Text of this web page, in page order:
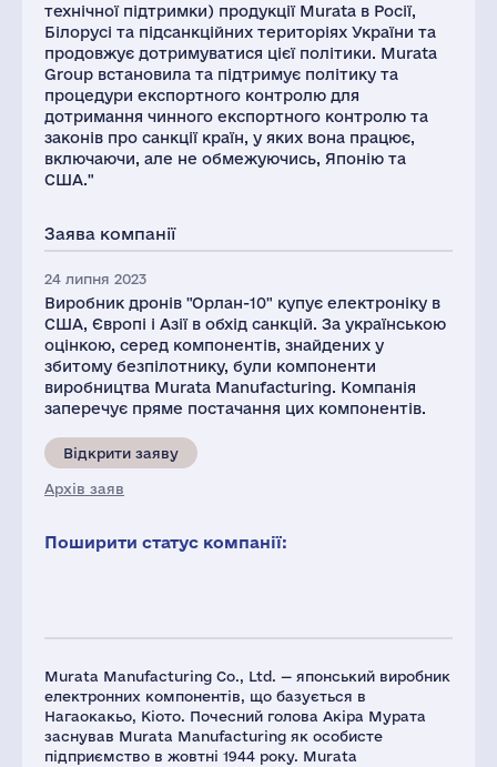
Murata Manufacturing Co., Ltd. — японський виробник
електронних компонентів, що базується в
Нагаокакьо, Кіото. Почесний голова Акіра Мурата
заснував Murata Manufacturing як особисте
підприємство в жовтні 1944 року. Murata
технічної підтримки) продукції Murata в Росії,
Білорусі та підсанкційних територіях України та
продовжує дотримуватися цієї політики. Murata
Group встановила та підтримує політику та
процедури експортного контролю для
дотримання чинного експортного контролю та
законів про санкції країн, у яких вона працює,
включаючи, але не обмежуючись, Японію та
США."
Заява компанії
24 липня 2023
Виробник дронів "Орлан-10" купує електроніку в
США, Європі і Азії в обхід санкцій. За українською
оцінкою, серед компонентів, знайдених у
збитому безпілотнику, були компоненти
виробництва Murata Manufacturing. Компанія
заперечує пряме постачання цих компонентів.
Відкрити заяву
Архів заяв
Поширити статус компанії: